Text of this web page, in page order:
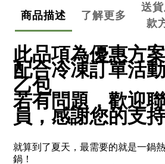
商品描述 了解更多
送
款
此品項為優惠方
配合冷凍訂單活
乙包
若有問題，歡迎
員，感謝您的支
就算到了夏天，最需要的就是一鍋
鍋！